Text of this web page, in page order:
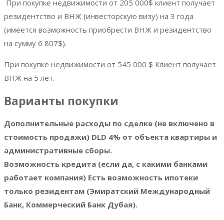
При покупке недвижимости от 205 000$ клиент получает
резидентство и ВНЖ (инвесторскую визу) на 3 года
(имеется возможность приобрести ВНЖ и резидентство
на сумму 6 807$).
При покупке недвижимости от 545 000 $ Клиент получает
ВНЖ на 5 лет.
Варианты покупки
Дополнительные расходы по сделке (не включено в
стоимость продажи) DLD 4% от объекта квартиры и
административные сборы.
Возможность кредита (если да, с какими банками
работает компания) Есть возможность ипотеки
только резидентам (Эмиратский Международный
Банк, Коммерческий Банк Дубая).